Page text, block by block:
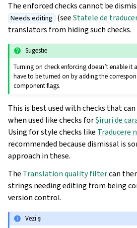
The enforced checks cannot be
Needs editing (seeStatele de
translators from hiding such checks.
Sugestie
Turning on check enforcing doesn’t enable it
have to be turned on by adding the
component flags.
This is best used with checks that can
when used like checks forȘiruri de
Using for style checks like Traducere
recommended because dismissal is
approach in these.
The Translation quality filtercan
strings needing editing from being
version control.
Vezi și